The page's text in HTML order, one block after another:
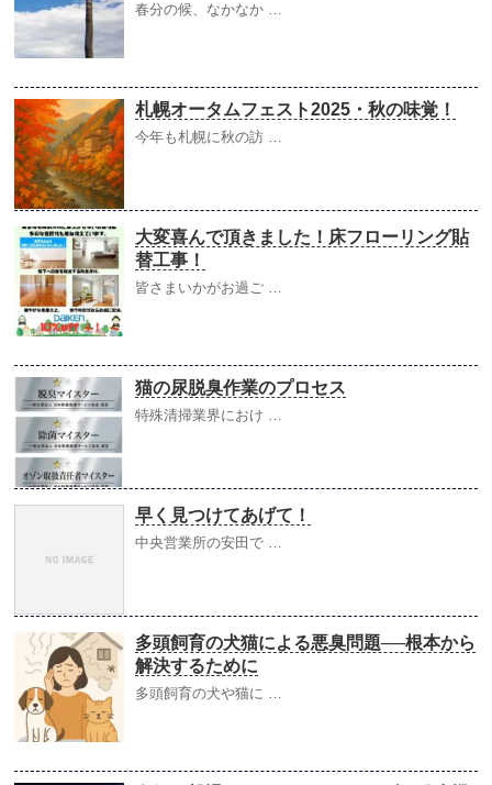
春分の候、なかなか …
札幌オータムフェスト2025・秋の味覚！
今年も札幌に秋の訪 …
大変喜んで頂きました！床フローリング貼
替工事！
皆さまいかがお過ご …
猫の尿脱臭作業のプロセス
特殊清掃業界におけ …
早く見つけてあげて！
中央営業所の安田で …
多頭飼育の犬猫による悪臭問題──根本から
解決するために
多頭飼育の犬や猫に …